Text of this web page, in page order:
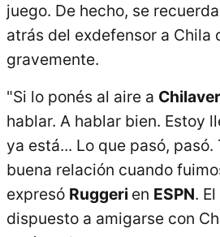
juego. De hecho, se
atrás del exdefensor a Chila
gravemente.
"Si lo ponés al aire a
hablar. A hablar bien. Estoy
ya está... Lo que pasó, pasó.
buena relación cuando
expresó Ruggeri en ESPN. El
dispuesto a amigarse con